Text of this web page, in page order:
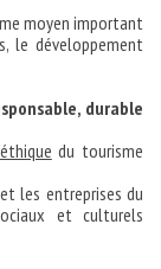
moyen important
le développement
durable
du tourisme
les entreprises du
et culturels